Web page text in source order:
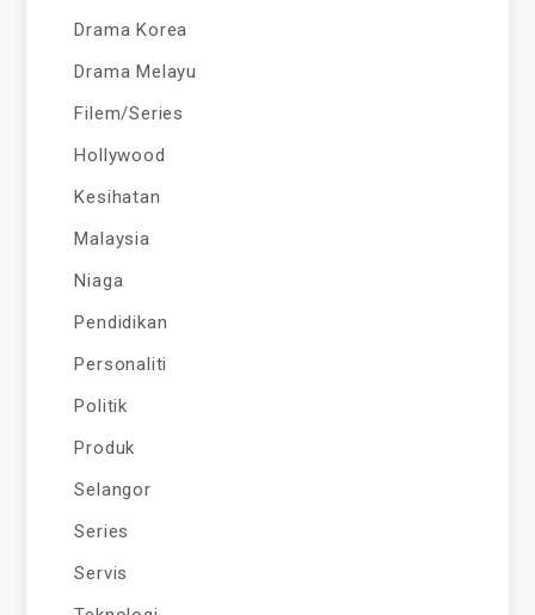
Drama Korea
Drama Melayu
Filem/Series
Hollywood
Kesihatan
Malaysia
Niaga
Pendidikan
Personaliti
Politik
Produk
Selangor
Series
Servis